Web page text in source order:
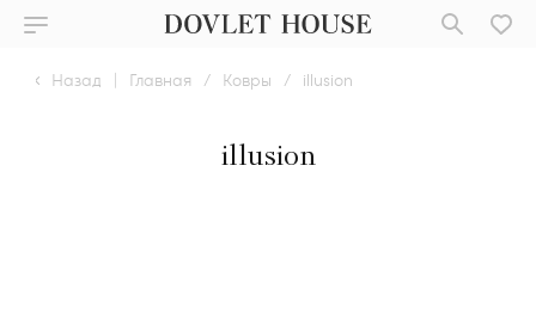
Назад | Главная / Ковры / illusion
illusion